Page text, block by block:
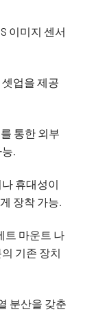
이미지 센서
업을 제공
통한 외부
.
휴대성이
장착 가능.
트 마운트 나
기존 장치
분산을 갖춘